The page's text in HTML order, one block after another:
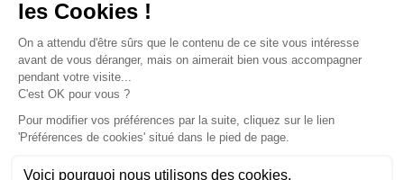
À propos de nous
Conditions générales de vente (CGV)
Plan du site
Contactez-nous
Cliquez-ici pour modifier vos préférences en matière de cookies
Inscrivez-vous à notre Newsletter